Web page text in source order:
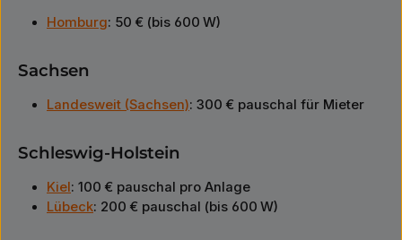
Homburg: 50 € (bis 600 W)
Sachsen
Landesweit (Sachsen): 300 € pauschal für Mieter
Schleswig-Holstein
Kiel : 100 € pauschal pro Anlage
Lübeck: 200 € pauschal (bis 600 W)